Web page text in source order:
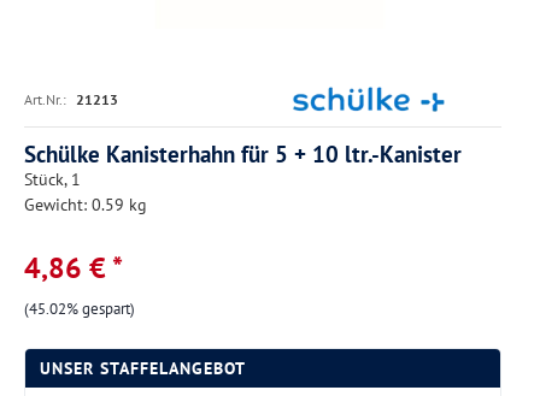
Art.Nr.: 21213
Schülke Kanisterhahn für 5 + 10 ltr.-Kanister
Stück, 1
Gewicht: 0.59 kg
4,86 € *
(45.02% gespart)
UNSER STAFFELANGEBOT